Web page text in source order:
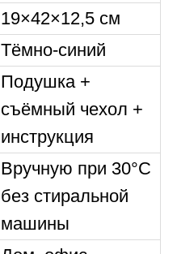
19×42×12,5 см
Тёмно-синий
Подушка +
съёмный чехол +
инструкция
Вручную при 30°C
без стиральной
машины